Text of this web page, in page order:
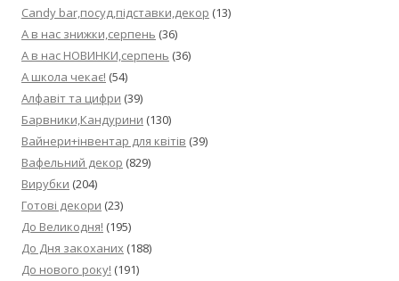
Candy bar,посуд,підставки,декор (13)
А в нас знижки,серпень (36)
А в нас НОВИНКИ,серпень (36)
А школа чекає! (54)
Алфавіт та цифри (39)
Барвники,Кандурини (130)
Вайнери+інвентар для квітів (39)
Вафельний декор (829)
Вирубки (204)
Готові декори (23)
До Великодня! (195)
До Дня закоханих (188)
До нового року! (191)